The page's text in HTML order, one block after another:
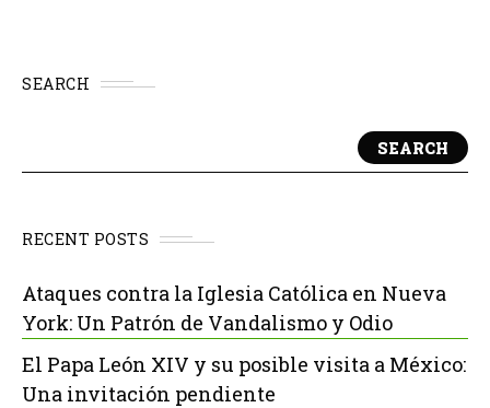
SEARCH
SEARCH
RECENT POSTS
Ataques contra la Iglesia Católica en Nueva
York: Un Patrón de Vandalismo y Odio
El Papa León XIV y su posible visita a México:
Una invitación pendiente